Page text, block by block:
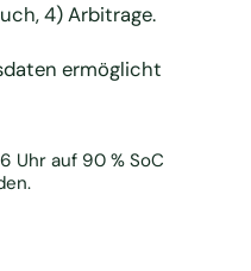
4) Arbitrage.
ermöglicht
Uhr auf 90 % SoC